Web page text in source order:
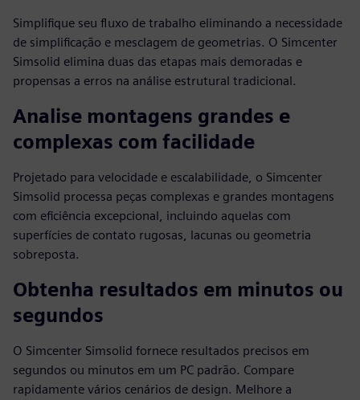
Simplifique seu fluxo de trabalho eliminando a necessidade
de simplificação e mesclagem de geometrias. O Simcenter
Simsolid elimina duas das etapas mais demoradas e
propensas a erros na análise estrutural tradicional.
Analise montagens grandes e
complexas com facilidade
Projetado para velocidade e escalabilidade, o Simcenter
Simsolid processa peças complexas e grandes montagens
com eficiência excepcional, incluindo aquelas com
superfícies de contato rugosas, lacunas ou geometria
sobreposta.
Obtenha resultados em minutos ou
segundos
O Simcenter Simsolid fornece resultados precisos em
segundos ou minutos em um PC padrão. Compare
rapidamente vários cenários de design. Melhore a